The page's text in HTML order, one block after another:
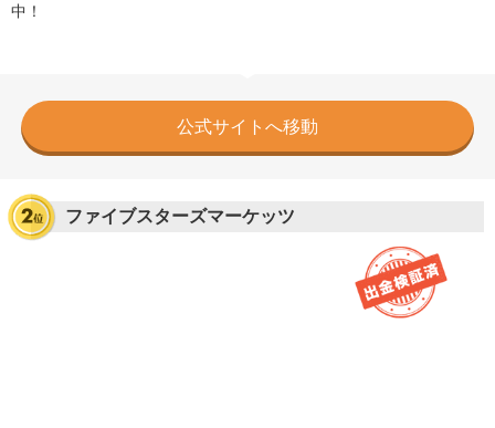
中！
公式サイトへ移動
ファイブスターズマーケッツ